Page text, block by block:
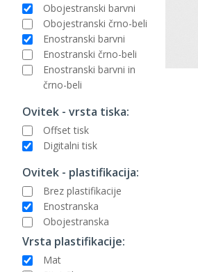
Obojestranski barvni
Obojestranski črno-beli
Enostranski barvni
Enostranski črno-beli
Enostranski barvni in
črno-beli
Ovitek - vrsta tiska:
Offset tisk
Digitalni tisk
Ovitek - plastifikacija:
Brez plastifikacije
Enostranska
Obojestranska
Vrsta plastifikacije:
Mat